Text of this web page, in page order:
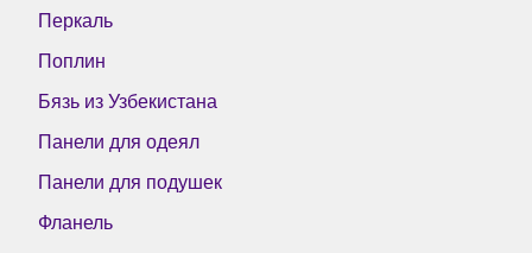
Перкаль
Поплин
Бязь из Узбекистана
Панели для одеял
Панели для подушек
Фланель